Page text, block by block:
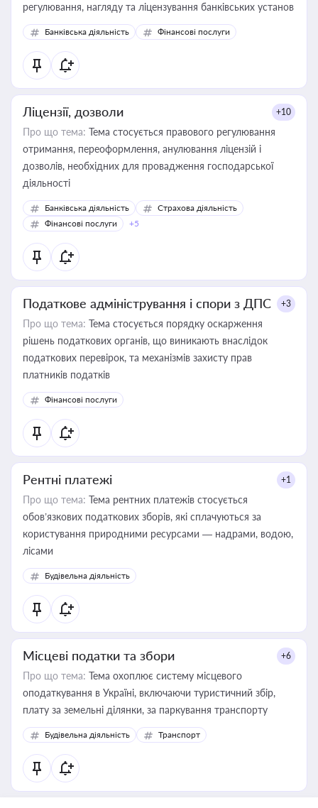
регулювання, нагляду та ліцензування банківських установ
Банківська діяльність Фінансові послуги
Ліцензії, дозволи +10
Про що тема: Тема стосується правового регулювання
отримання, переоформлення, анулювання ліцензій і
дозволів, необхідних для провадження господарської
діяльності
Банківська діяльність
Страхова діяльність
Фінансові послуги
+5
Податкове адміністрування і спори з ДПС +3
Про що тема: Тема стосується порядку оскарження
рішень податкових органів, що виникають внаслідок
податкових перевірок, та механізмів захисту прав
платників податків
Фінансові послуги
Рентні платежі +1
Про що тема: Тема рентних платежів стосується
обов’язкових податкових зборів, які сплачуються за
користування природними ресурсами — надрами, водою,
лісами
Будівельна діяльність
Місцеві податки та збори +6
Про що тема: Тема охоплює систему місцевого
оподаткування в Україні, включаючи туристичний збір,
плату за земельні ділянки, за паркування транспорту
Будівельна діяльність Транспорт